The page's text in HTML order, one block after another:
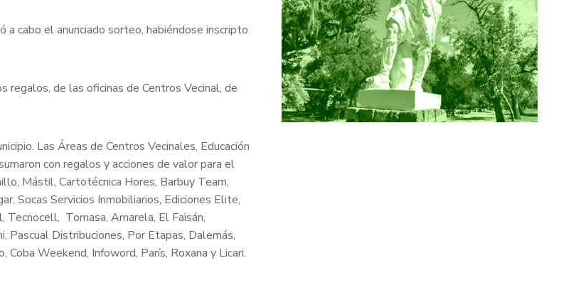
cabo el anunciado sorteo, habiéndose inscripto
de las oficinas de Centros Vecinal, de
Las Áreas de Centros Vecinales, Educación
con regalos y acciones de valor para el
Mástil, Cartotécnica Hores, Barbuy Team,
Socas Servicios Inmobiliarios, Ediciones Elite,
Tecnocell, Tomasa, Amarela, El Faisán,
Pascual Distribuciones, Por Etapas, Dalemás,
Weekend, Infoword, París, Roxana y Licari.